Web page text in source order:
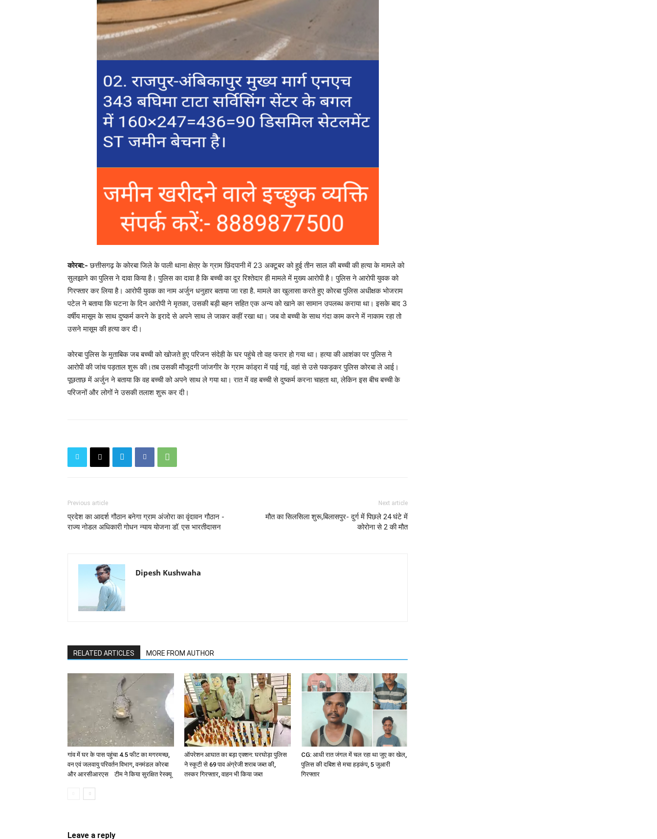
कोरबा:- छत्तीसगढ़ के कोरबा जिले के पाली थाना क्षेत्र के ग्राम छिंदपानी में 23 अक्टूबर को हुई तीन साल की बच्ची की हत्या के मामले को
सुलझाने का पुलिस ने दावा किया है। पुलिस का दावा है कि बच्ची का दूर रिश्तेदार ही मामले में मुख्य आरोपी है। पुलिस ने आरोपी युवक को
गिरफ्तार कर लिया है। आरोपी युवक का नाम अर्जुन धनुहार बताया जा रहा है. मामले का खुलासा करते हुए कोरबा पुलिस अधीक्षक भोजराम
पटेल ने बताया कि घटना के दिन आरोपी ने मृतका, उसकी बड़ी बहन सहित एक अन्य को खाने का सामान उपलब्ध कराया था। इसके बाद 3
वर्षीय मासूम के साथ दुष्कर्म करने के इरादे से अपने साथ ले जाकर कहीं रखा था। जब वो बच्ची के साथ गंदा काम करने में नाकाम रहा तो
उसने मासूम की हत्या कर दी।
कोरबा पुलिस के मुताबिक जब बच्ची को खोजते हुए परिजन संदेही के घर पहुंचे तो वह फरार हो गया था। हत्या की आशंका पर पुलिस ने
आरोपी की जांच पड़ताल शुरू की।तब उसकी मौजूदगी जांजगीर के ग्राम कांड्रा में पाई गई, वहां से उसे पकड़कर पुलिस कोरबा ले आई।
पूछताछ में अर्जुन ने बताया कि वह बच्ची को अपने साथ ले गया था। रात में वह बच्ची से दुष्कर्म करना चाहता था, लेकिन इस बीच बच्ची के
परिजनों और लोगों ने उसकी तलाश शुरू कर दी।
Previous article
प्रदेश का आदर्श गौठान बनेगा ग्राम अंजोरा का वृंदावन गौठान -
राज्य नोडल अधिकारी गोधन न्याय योजना डॉ. एस भारतीदासन
Next article
मौत का सिलसिला शुरू,बिलासपुर- दुर्ग में पिछले 24 घंटे में
कोरोना से 2 की मौत
Dipesh Kushwaha
RELATED ARTICLES MORE FROM AUTHOR
गांव में घर के पास पहुंचा 4.5 फीट का मगरमच्छ,
वन एवं जलवायु परिवर्तन विभाग, वनमंडल कोरबा
और आरसीआरएस टीम ने किया सुरक्षित रेस्क्यू
ऑपरेशन आघात का बड़ा एक्शन: घरघोड़ा पुलिस
ने स्कूटी से 69 पाव अंग्रेजी शराब जब्त की,
तस्कर गिरफ्तार, वाहन भी किया जब्त
CG: आधी रात जंगल में चल रहा था जुए का खेल,
पुलिस की दबिश से मचा हड़कंप, 5 जुआरी
गिरफ्तार
Leave a reply